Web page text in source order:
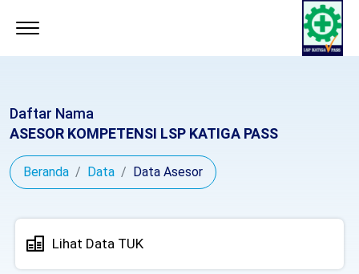
Daftar Nama
ASESOR KOMPETENSI LSP KATIGA PASS
Beranda Data Data Asesor
Lihat Data TUK